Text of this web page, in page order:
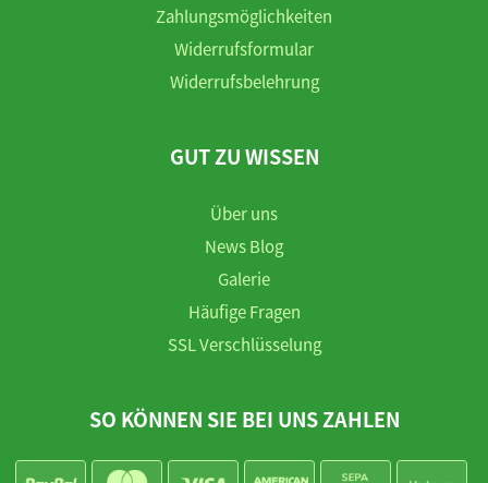
Zahlungsmöglichkeiten
Widerrufsformular
Widerrufsbelehrung
GUT ZU WISSEN
Über uns
News Blog
Galerie
Häufige Fragen
SSL Verschlüsselung
SO KÖNNEN SIE BEI UNS ZAHLEN